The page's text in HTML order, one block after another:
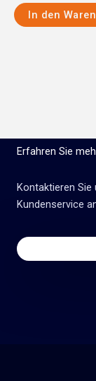
In den
Erfahren Sie
Kontaktieren Sie
Kundenservice